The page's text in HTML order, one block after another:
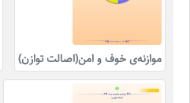
موازنه‌ی خوف و امن(اصالت توازن)